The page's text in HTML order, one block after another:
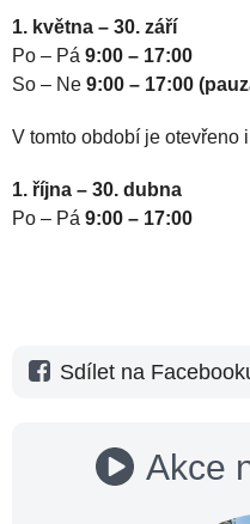
1. května – 30. září
Po – Pá 9:00 – 17:00
So – Ne 9:00 – 17:00
V tomto období je otevřeno
1. října – 30. dubna
Po – Pá 9:00 – 17:00
Sdílet na
Akce